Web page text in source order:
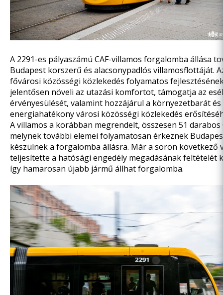
A 2291-es pályaszámú CAF-villamos forgalomba állása
Budapest korszerű és alacsonypadlós villamosflottáját.
fővárosi közösségi közlekedés folyamatos
jelentősen növeli az utazási komfortot, támogatja az
érvényesülését, valamint hozzájárul a környezetbarát és
energiahatékony városi közösségi közlekedés
A villamos a korábban megrendelt, összesen 51 darabos
melynek további elemei folyamatosan érkeznek
készülnek a forgalomba állásra. Már a soron következő
teljesítette a hatósági engedély megadásának feltételét
így hamarosan újabb jármű állhat forgalomba.